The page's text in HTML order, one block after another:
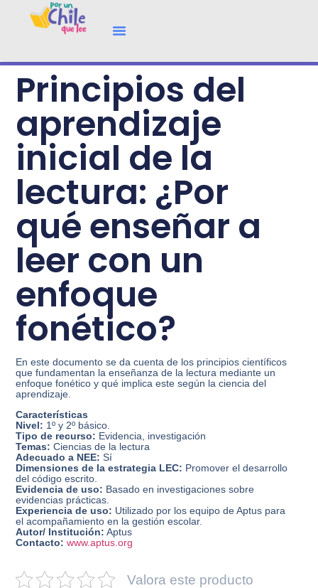
Principios del
aprendizaje
inicial de la
lectura: ¿Por
qué enseñar a
leer con un
enfoque
fonético?
En este documento se da cuenta de los principios científicos
que fundamentan la enseñanza de la lectura mediante un
enfoque fonético y qué implica este según la ciencia del
aprendizaje.
Características
Nivel: 1º y 2º básico.
Tipo de recurso: Evidencia, investigación
Temas: Ciencias de la lectura
Adecuado a NEE: Sí
Dimensiones de la estrategia LEC: Promover el desarrollo
del código escrito.
Evidencia de uso: Basado en investigaciones sobre
evidencias prácticas.
Experiencia de uso: Utilizado por los equipo de Aptus para
el acompañamiento en la gestión escolar.
Autor/ Institución: Aptus
Contacto: www.aptus.org
Valora este producto